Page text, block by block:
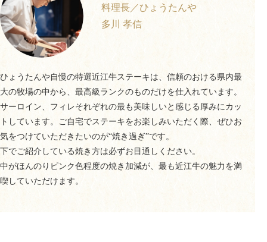
料理長／ひょうたんや
多川 孝信
ひょうたんや自慢の特選近江牛ステーキは、信頼のおける県内最
大の牧場の中から、最高級ランクのものだけを仕入れています。
サーロイン、フィレそれぞれの最も美味しいと感じる厚みにカッ
トしています。ご自宅でステーキをお楽しみいただく際、ぜひお
気をつけていただきたいのが“焼き過ぎ”です。
下でご紹介している焼き方は必ずお目通しください。
中がほんのりピンク色程度の焼き加減が、最も近江牛の魅力を満
喫していただけます。